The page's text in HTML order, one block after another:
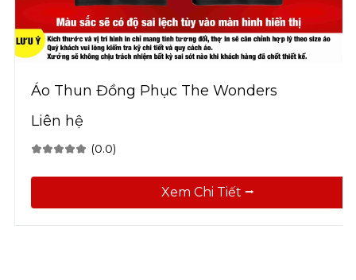
Áo Thun Đồng Phục The Wonders
Liên hệ
(0.0)
Xem Chi Tiết ⭢